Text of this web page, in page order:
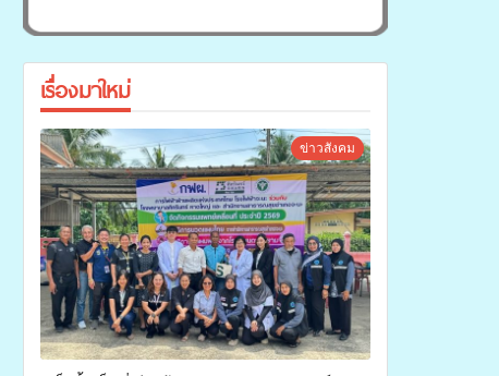
เรื่องมาใหม่
ข่าวสังคม